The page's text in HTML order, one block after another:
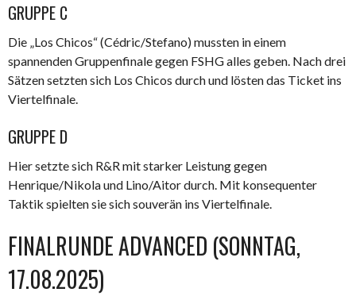
GRUPPE C
Die „Los Chicos“ (Cédric/Stefano) mussten in einem
spannenden Gruppenfinale gegen FSHG alles geben. Nach drei
Sätzen setzten sich Los Chicos durch und lösten das Ticket ins
Viertelfinale.
GRUPPE D
Hier setzte sich R&R mit starker Leistung gegen
Henrique/Nikola und Lino/Aitor durch. Mit konsequenter
Taktik spielten sie sich souverän ins Viertelfinale.
FINALRUNDE ADVANCED (SONNTAG,
17.08.2025)